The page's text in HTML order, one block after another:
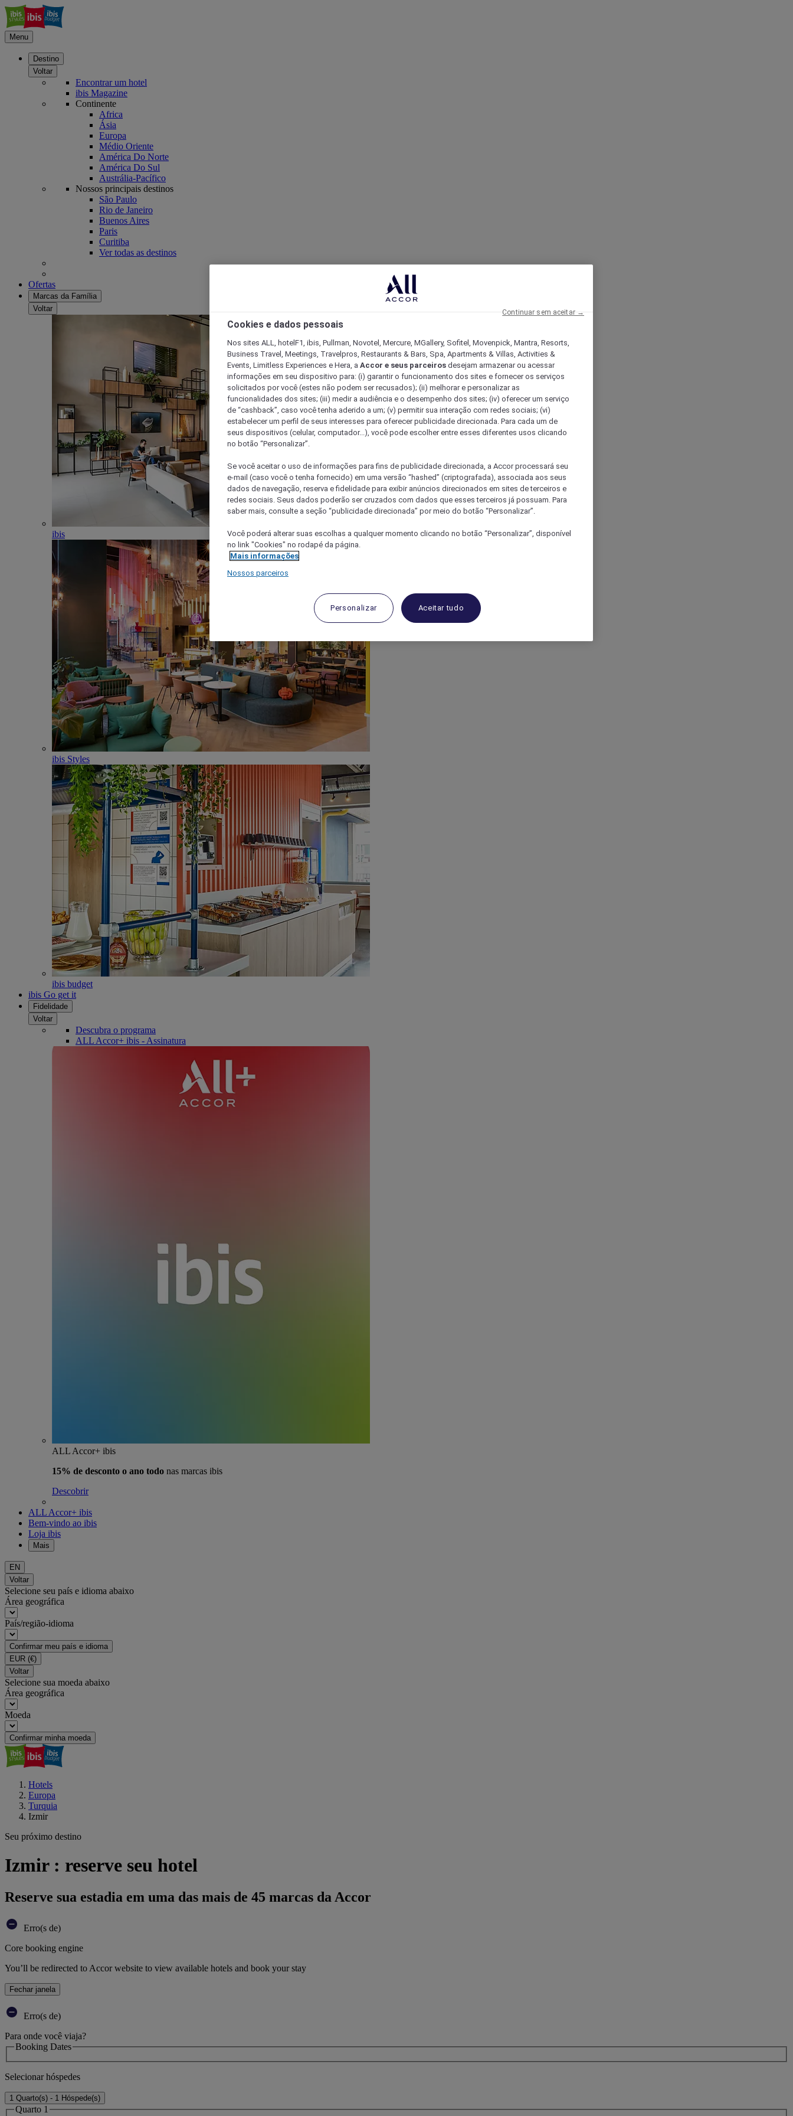
Menu
Destino
Voltar
Encontrar um hotel
ibis Magazine
Continente
Africa
Ásia
Europa
Médio Oriente
América Do Norte
América Do Sul
Austrália-Pacífico
Nossos principais destinos
São Paulo
Rio de Janeiro
Buenos Aires
Paris
Curitiba
Ver todas as destinos
Ofertas
Marcas da Família
Voltar
ibis
ibis Styles
ibis budget
ibis Go get it
Fidelidade
Voltar
Descubra o programa
ALL Accor+ ibis - Assinatura
ALL Accor+ ibis
15% de desconto o ano todo nas marcas ibis
Descobrir
ALL Accor+ ibis
Bem-vindo ao ibis
Loja ibis
Mais
EN
Voltar
Selecione seu país e idioma abaixo
Área geográfica
País/região-idioma
Confirmar meu país e idioma
EUR (€)
Voltar
Selecione sua moeda abaixo
Área geográfica
Moeda
Confirmar minha moeda
Hotels
Europa
Turquia
Izmir
Seu próximo destino
Izmir : reserve seu hotel
Reserve sua estadia em uma das mais de 45 marcas da Accor
Erro(s de)
Core booking engine
You’ll be redirected to Accor website to view available hotels and book your stay
Fechar janela
Erro(s de)
Para onde você viaja?
Booking Dates
Selecionar hóspedes
1 Quarto(s) - 1 Hóspede(s)
Quarto 1
Cookies e dados pessoais
Nos sites ALL, hotelF1, ibis, Pullman, Novotel, Mercure, MGallery, Sofitel, Movenpick, Mantra, Resorts,
Business Travel, Meetings, Travelpros, Restaurants & Bars, Spa, Apartments & Villas, Activities &
Events, Limitless Experiences e Hera, a Accor e seus parceiros desejam armazenar ou acessar
informações em seu dispositivo para: (i) garantir o funcionamento dos sites e fornecer os serviços
solicitados por você (estes não podem ser recusados); (ii) melhorar e personalizar as
funcionalidades dos sites; (iii) medir a audiência e o desempenho dos sites; (iv) oferecer um serviço
de “cashback”, caso você tenha aderido a um; (v) permitir sua interação com redes sociais; (vi)
estabelecer um perfil de seus interesses para oferecer publicidade direcionada. Para cada um de
seus dispositivos (celular, computador...), você pode escolher entre esses diferentes usos clicando
no botão “Personalizar”.
Se você aceitar o uso de informações para fins de publicidade direcionada, a Accor processará seu
e-mail (caso você o tenha fornecido) em uma versão “hashed” (criptografada), associada aos seus
dados de navegação, reserva e fidelidade para exibir anúncios direcionados em sites de terceiros e
redes sociais. Seus dados poderão ser cruzados com dados que esses terceiros já possuam. Para
saber mais, consulte a seção “publicidade direcionada” por meio do botão “Personalizar”.
Você poderá alterar suas escolhas a qualquer momento clicando no botão “Personalizar”, disponível
no link "Cookies" no rodapé da página.
Mais informações
Nossos parceiros
Personalizar Aceitar tudo
Continuar sem aceitar →